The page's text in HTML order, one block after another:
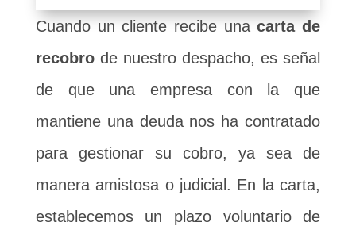
Cuando un cliente recibe unacarta de
recobrode nuestro despacho, es señal
de que una empresa con la que
mantiene una deuda nos ha contratado
para gestionar su cobro, ya sea de
manera amistosa o judicial. En la carta,
establecemos un plazo voluntario de